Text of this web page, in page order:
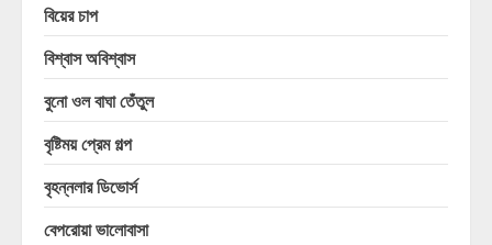
বিয়ের চাপ
বিশ্বাস অবিশ্বাস
বুনো ওল বাঘা তেঁতুল
বৃষ্টিময় প্রেম গল্প
বৃহন্নলার ডিভোর্স
বেপরোয়া ভালোবাসা